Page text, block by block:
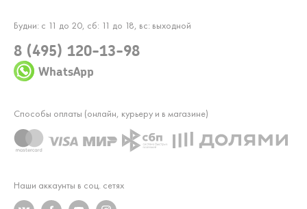
Будни: с 11 до 20, сб: 11 до 18, вс: выходной
8 (495) 120-13-98
WhatsApp
Наши аккаунты в соц. сетях
Способы оплаты (онлайн, курьеру и в магазине)